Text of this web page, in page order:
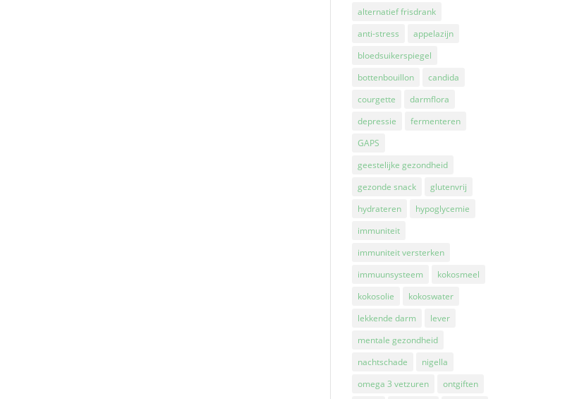
alternatief frisdrank
anti-stress
appelazijn
bloedsuikerspiegel
bottenbouillon
candida
courgette
darmflora
depressie
fermenteren
GAPS
geestelijke gezondheid
gezonde snack
glutenvrij
hydrateren
hypoglycemie
immuniteit
immuniteit versterken
immuunsysteem
kokosmeel
kokosolie
kokoswater
lekkende darm
lever
mentale gezondheid
nachtschade
nigella
omega 3 vetzuren
ontgiften